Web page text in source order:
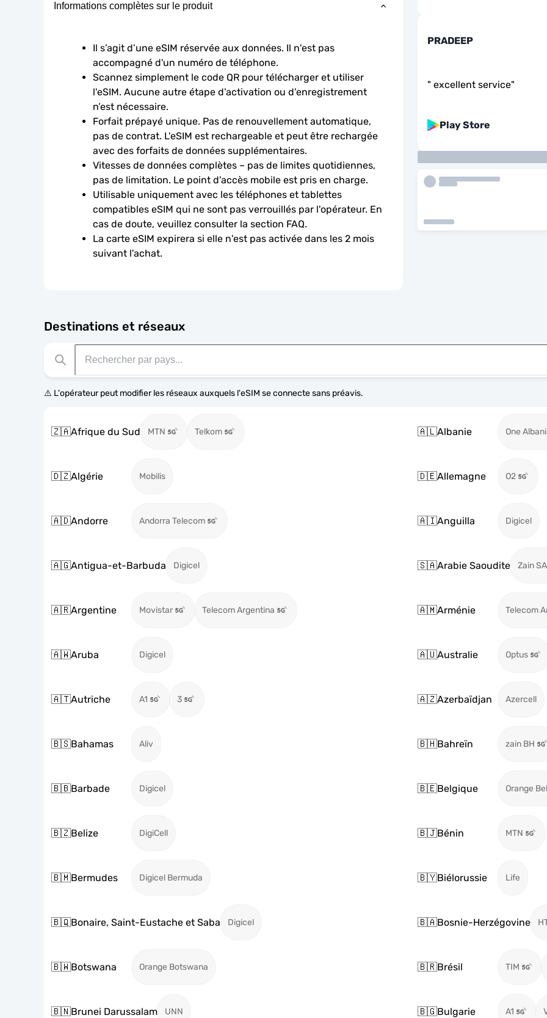
Informations complètes sur le produit
Il s’agit d’une eSIM réservée aux données. Il n'est pas
accompagné d'un numéro de téléphone.
Scannez simplement le code QR pour télécharger et utiliser
l'eSIM. Aucune autre étape d’activation ou d’enregistrement
n’est nécessaire.
Forfait prépayé unique. Pas de renouvellement automatique,
pas de contrat. L'eSIM est rechargeable et peut être rechargée
avec des forfaits de données supplémentaires.
Vitesses de données complètes – pas de limites quotidiennes,
pas de limitation. Le point d'accès mobile est pris en charge.
Utilisable uniquement avec les téléphones et tablettes
compatibles eSIM qui ne sont pas verrouillés par l'opérateur. En
cas de doute, veuillez consulter la section FAQ.
La carte eSIM expirera si elle n'est pas activée dans les 2 mois
suivant l'achat.
Destinations et réseaux
⚠️ L'opérateur peut modifier les réseaux auxquels l'eSIM se connecte sans préavis.
🇿🇦Afrique du Sud MTN Telkom 🇦🇱Albanie One
🇩🇿Algérie Mobilis 🇩🇪Allemagne O2
🇦🇩Andorre Andorra Telecom 🇦🇮Anguilla Digicel
🇦🇬Antigua-et-Barbuda Digicel 🇸🇦Arabie Saoudite Zain SA
🇦🇷Argentine Movistar Telecom Argentina 🇦🇲Arménie Telecom
🇦🇼Aruba Digicel 🇦🇺Australie Optus
🇦🇹Autriche A1 3 🇦🇿Azerbaïdjan Azercell
🇧🇸Bahamas Aliv 🇧🇭Bahreïn zain BH
🇧🇧Barbade Digicel 🇧🇪Belgique Orange
🇧🇿Belize DigiCell 🇧🇯Bénin MTN
🇧🇲Bermudes Digicel Bermuda 🇧🇾Biélorussie Life
🇧🇶Bonaire, Saint-Eustache et Saba Digicel 🇧🇦Bosnie-Herzégovine
🇧🇼Botswana Orange Botswana 🇧🇷Brésil TIM
🇧🇳Brunei Darussalam UNN 🇧🇬Bulgarie A1
PRADEEP
" excellent service"
Play Store